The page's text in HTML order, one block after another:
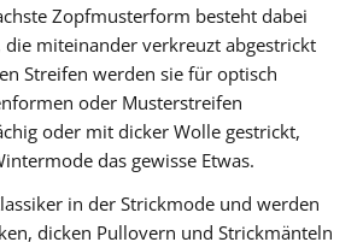
Zopfmusterform besteht dabei
die miteinander verkreuzt abgestrickt
Streifen werden sie für optisch
oder Musterstreifen
oder mit dicker Wolle gestrickt,
das gewisse Etwas.
in der Strickmode und werden
dicken Pullovern und Strickmänteln